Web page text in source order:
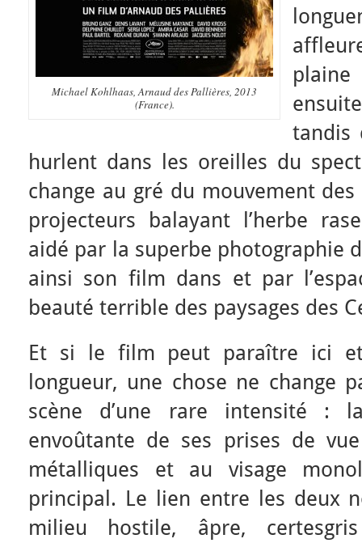
Michael Kohlhaas, Arnaud des Pallières, 2013
(France).
tandis
hurlent dans les oreilles du
change au gré du mouvement
projecteurs balayant l’herbe
aidé par la superbe photographie
ainsi son film dans et par
beauté terrible des paysages des
Et si le film peut paraître ici
longueur, une chose ne change
scène d’une rare intensité :
envoûtante de ses prises de
métalliques et au visage
principal. Le lien entre les deux
milieu hostile, âpre,